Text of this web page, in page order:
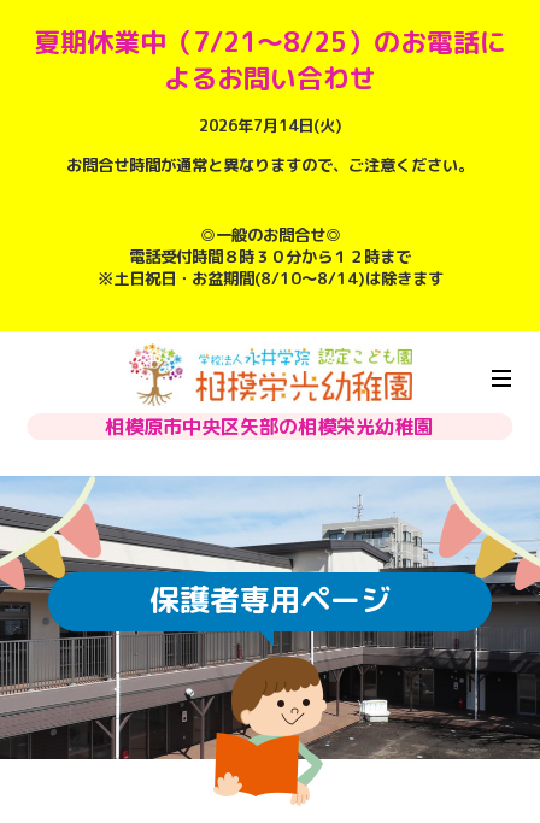
夏期休業中（7/21～8/25）のお電話に
よるお問い合わせ
2026年7月14日(火)
お問合せ時間が通常と異なりますので、ご注意ください。
◎一般のお問合せ◎
電話受付時間８時３０分から１２時まで
※土日祝日・お盆期間(8/10～8/14)は除きます
相模原市中央区矢部の相模栄光幼稚園
保護者専用ページ